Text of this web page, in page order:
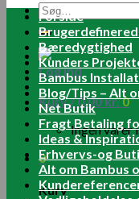
Søg
efter:
Log ind
Kurv /0.00kr.0
Ingen varer
0
Kurv
Forside
Bæredygtighed
Kunders
Bambus
Blog/Tips – Alt
Net Butik
Fragt Betaling
Ideas &
Erhvervs-og
Alt om Bambus